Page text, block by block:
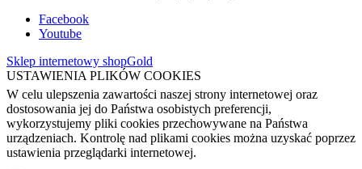
Facebook
Youtube
Sklep internetowy shopGold
USTAWIENIA PLIKÓW COOKIES
W celu ulepszenia zawartości naszej strony internetowej oraz
dostosowania jej do Państwa osobistych preferencji,
wykorzystujemy pliki cookies przechowywane na Państwa
urządzeniach. Kontrolę nad plikami cookies można uzyskać poprzez
ustawienia przeglądarki internetowej.